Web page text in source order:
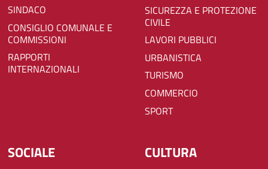
SINDACO
CONSIGLIO COMUNALE E
COMMISSIONI
RAPPORTI
INTERNAZIONALI
SICUREZZA E PROTEZIONE
CIVILE
LAVORI PUBBLICI
URBANISTICA
TURISMO
COMMERCIO
SPORT
SOCIALE CULTURA